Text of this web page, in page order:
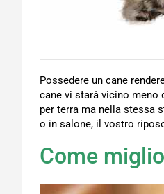
Possedere un cane
cane vi starà vicino meno
per terra ma nella stessa
o in salone, il vostro
Come